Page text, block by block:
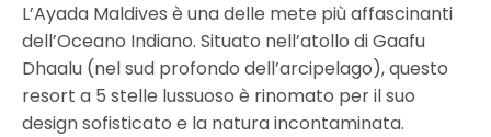
L’Ayada Maldives è una delle mete più affascinanti
dell’Oceano Indiano. Situato nell’atollo di Gaafu
Dhaalu (nel sud profondo dell’arcipelago), questo
resort a 5 stelle lussuoso è rinomato per il suo
design sofisticato e la natura incontaminata.